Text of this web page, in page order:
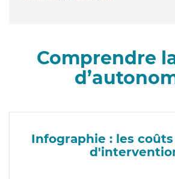
Comprendre
Infographie : les